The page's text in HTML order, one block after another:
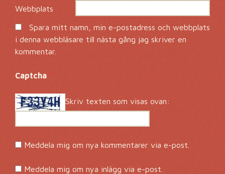
Webbplats
Spara mitt namn, min e-postadress och webbplats
i denna webbläsare till nästa gång jag skriver en
kommentar.
Captcha*
Skriv texten som visas ovan:
Meddela mig om nya kommentarer via e-post.
Meddela mig om nya inlägg via e-post.